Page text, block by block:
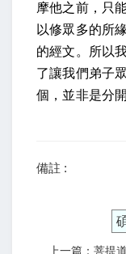
摩他之前，只
以修眾多的所
的經文。所以
了讓我們弟子
個，並非是分
備註 :
上一篇：菩提